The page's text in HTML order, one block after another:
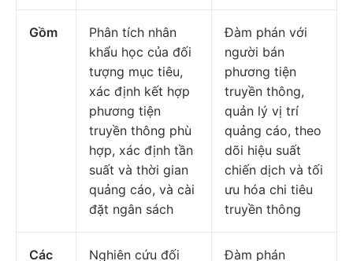
Gồm
Phân tích nhân
khẩu học của đối
tượng mục tiêu,
xác định kết hợp
phương tiện
truyền thông phù
hợp, xác định tần
suất và thời gian
quảng cáo, và cài
đặt ngân sách
Đàm phán với
người bán
phương tiện
truyền thông,
quản lý vị trí
quảng cáo, theo
dõi hiệu suất
chiến dịch và tối
ưu hóa chi tiêu
truyền thông
Các Nghiên cứu đối Đàm phán